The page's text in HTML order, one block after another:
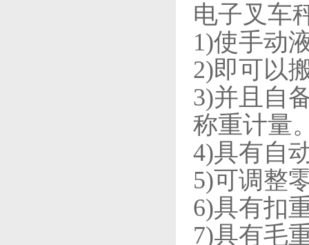
电子叉车
1)使手动
2)即可以
3)并且自
称重计量
4)具有自
5)可调整
6)具有扣
7)具有毛